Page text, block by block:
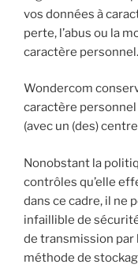
vos données à
perte, l’abus ou la
caractère personnel.
Wondercom
caractère personnel
(avec un (des)
Nonobstant la
contrôles qu’elle
dans ce cadre, il ne
infaillible de
de transmission par
méthode de